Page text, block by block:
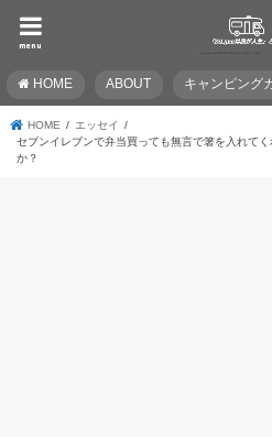
menu
HOME ABOUT キャンピング
HOME
エッセイ
セブンイレブンで弁当買っても無言で箸を入れて
か？